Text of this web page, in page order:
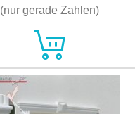
(nur gerade Zahlen)